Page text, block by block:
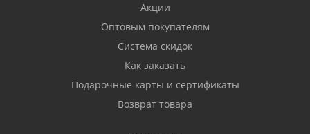
Акции
Оптовым покупателям
Система скидок
Как заказать
Подарочные карты и сертификаты
Возврат товара